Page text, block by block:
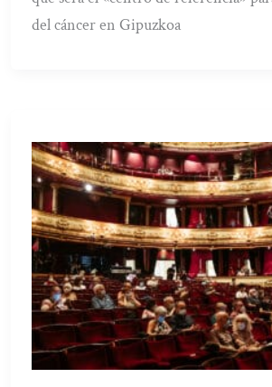
del cáncer en Gipuzkoa